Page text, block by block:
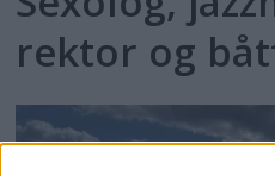
rektor og